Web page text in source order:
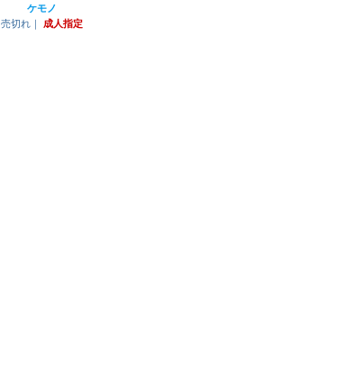
ケモノ
売切れ｜
成人指定